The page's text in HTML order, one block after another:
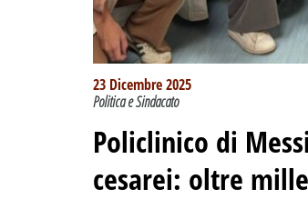
23 Dicembre 2025
Politica e Sindacato
Policlinico di
cesarei: oltre